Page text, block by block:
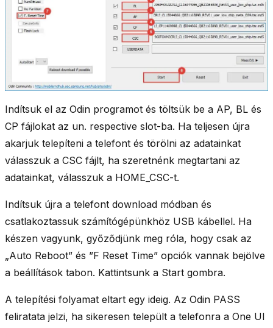
Indítsuk el az Odin programot és töltsük be a AP, BL és
CP fájlokat az un. respective slot-ba. Ha teljesen újra
akarjuk telepíteni a telefont és törölni az adatainkat
válasszuk a CSC fájlt, ha szeretnénk megtartani az
adatainkat, válasszuk a HOME_CSC-t.
Indítsuk újra a telefont download módban és
csatlakoztassuk számítógépünkhöz USB kábellel. Ha
készen vagyunk, győződjünk meg róla, hogy csak az
„Auto Reboot” és ”F Reset Time” opciók vannak bejölve
a beállítások tabon. Kattintsunk a Start gombra.
A telepítési folyamat eltart egy ideig. Az Odin PASS
feliratata jelzi, ha sikeresen települt a telefonra a One UI